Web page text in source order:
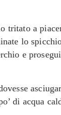
tritato a
lo
e
di acqua